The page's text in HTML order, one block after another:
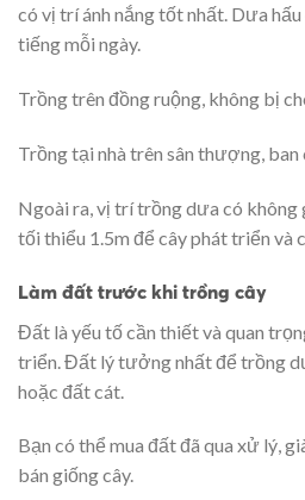
có vị trí ánh nắng tốt nhất. Dưa
tiếng mỗi ngày.
Trồng trên đồng ruộng, không bị
Trồng tại nhà trên sân thượng, ban
Ngoài ra, vị trí trồng dưa có không
tối thiểu 1.5m để cây phát triển và
Làm đất trước khi trồng cây
Đất là yếu tố cần thiết và quan
triển. Đất lý tưởng nhất để trồng
hoặc đất cát.
Bạn có thể mua đất đã qua xử lý,
bán giống cây.